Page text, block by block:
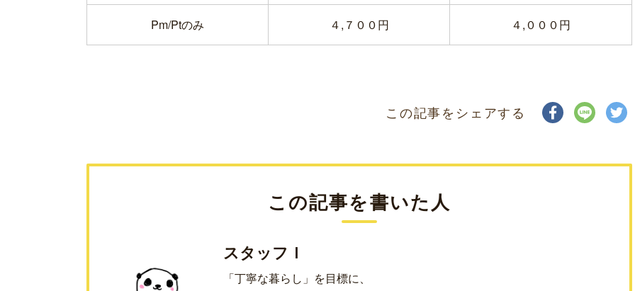
Pm/Ptのみ ４,７００円 ４,０００円
この記事をシェアする
この記事を書いた人
スタッフＩ
「丁寧な暮らし」を目標に、